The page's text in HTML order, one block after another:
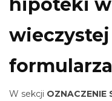
wieczystej
W sekcji OZNACZENIE